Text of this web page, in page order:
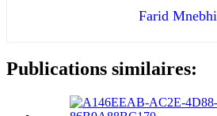
Farid Mnebhi
Publications similaires: